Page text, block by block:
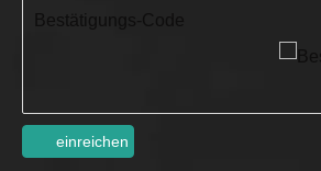
Bestätigungs-Code
einreichen